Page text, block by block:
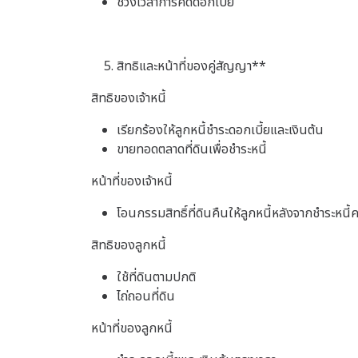
สิทธิและหน้าที่ของคู่สัญญา**
สิทธิของเจ้าหนี้
เรียกร้องให้ลูกหนี้ชำระดอกเบี้ยและเงินต้น
ขายทอดตลาดที่ดินเพื่อชำระหนี้
หน้าที่ของเจ้าหนี้
โอนกรรมสิทธิ์ที่ดินคืนให้ลูกหนี้หลังจากชำระหนี้
สิทธิของลูกหนี้
ใช้ที่ดินตามปกติ
ไถ่ถอนที่ดิน
หน้าที่ของลูกหนี้